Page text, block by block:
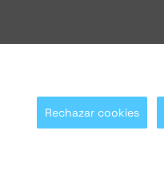
Rechazar cookies